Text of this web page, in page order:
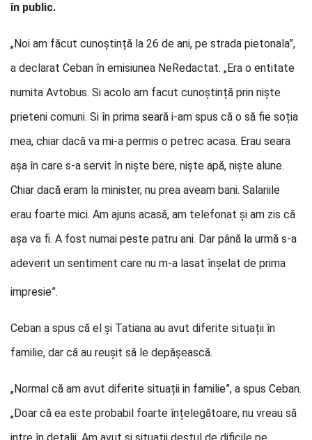
în public.
„Noi am făcut cunoștință la 26 de ani, pe strada pietonala”,
a declarat Ceban în emisiunea NeRedactat. „Era o entitate
numita Avtobus. Si acolo am facut cunoștință prin niște
prieteni comuni. Si în prima seară i-am spus că o să fie soția
mea, chiar dacă va mi-a permis o petrec acasa. Erau seara
așa în care s-a servit în niște bere, niște apă, niște alune.
Chiar dacă eram la minister, nu prea aveam bani. Salariile
erau foarte mici. Am ajuns acasă, am telefonat și am zis că
așa va fi. A fost numai peste patru ani. Dar până la urmă s-a
adeverit un sentiment care nu m-a lasat înșelat de prima
impresie”.
Ceban a spus că el și Tatiana au avut diferite situații în
familie, dar că au reușit să le depășească.
„Normal că am avut diferite situații in familie”, a spus Ceban.
„Doar că ea este probabil foarte înțelegătoare, nu vreau să